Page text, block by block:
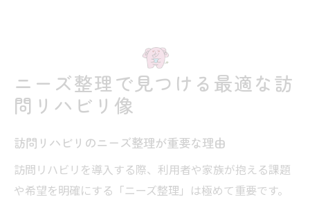
ニーズ整理で見つける最適な訪
問リハビリ像
訪問リハビリのニーズ整理が重要な理由
訪問リハビリを導入する際、利用者や家族が抱える課題
や希望を明確にする「ニーズ整理」は極めて重要です。